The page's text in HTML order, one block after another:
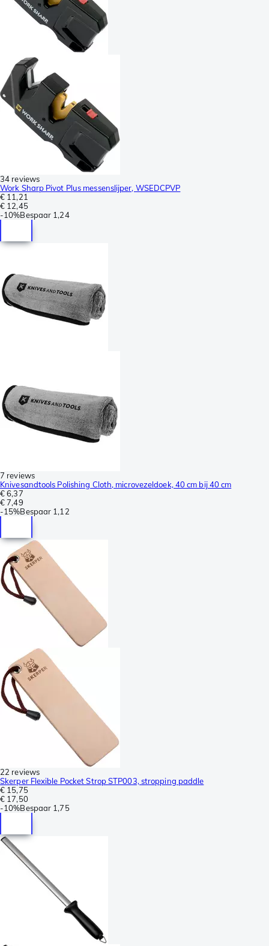
34 reviews
Work Sharp Pivot Plus messenslijper, WSEDCPVP
€ 11,21
€ 12,45
-10%Bespaar 1,24
7 reviews
Knivesandtools Polishing Cloth, microvezeldoek, 40 cm bij 40 cm
€ 6,37
€ 7,49
-15%Bespaar 1,12
22 reviews
Skerper Flexible Pocket Strop STP003, stropping paddle
€ 15,75
€ 17,50
-10%Bespaar 1,75